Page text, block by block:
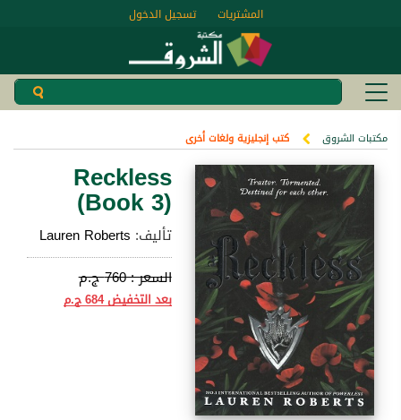
تسجيل الدخول المشتريات
مكتبات الشروق كتب إنجليزية ولغات أخرى
Reckless
(Book 3)
تأليف: Lauren Roberts
السعر :760 ج.م
بعد التخفيض684 ج.م